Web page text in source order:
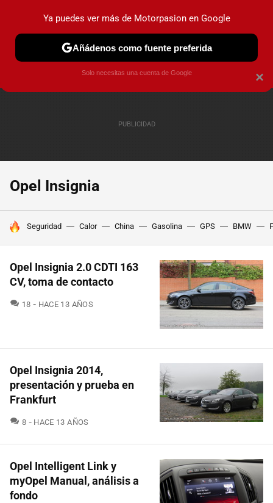
PRUEBAS COCHES ELÉCTRICOS OBSERVATORIO
Opel Insignia
HOY SE HABLA DE
Seguridad Calor China Gasolina GPS BMW
Opel Insignia 2.0 CDTI 163
CV, toma de contacto
18 COMENTARIOS
HACE 13 AÑOS
Opel Insignia 2014,
presentación y prueba en
Frankfurt
8 COMENTARIOS
HACE 13 AÑOS
Opel Intelligent Link y
myOpel Manual, análisis a
fondo
×
Ya puedes ver más de Motorpasion en Google
Añádenos como fuente preferida
Solo necesitas una cuenta de Google